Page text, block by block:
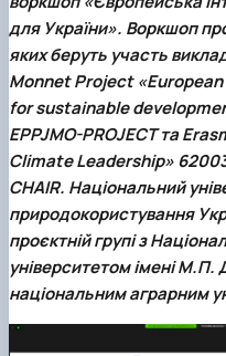
для України». Воркшоп
яких беруть участь
Monnet Project
for sustainable
EPPJMO-PROJECT та
Climate Leadership»
CHAIR. Національний
природокористування
проєктній групі з
університетом імені
національним аграрним